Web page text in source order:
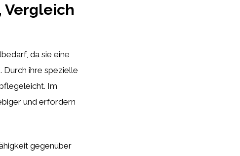
Vergleich
da sie eine
Durch ihre spezielle
Im
und erfordern
gegenüber